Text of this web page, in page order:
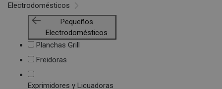
Electrodomésticos
Pequeños
Electrodomésticos
Planchas Grill
Freidoras
Exprimidores y Licuadoras